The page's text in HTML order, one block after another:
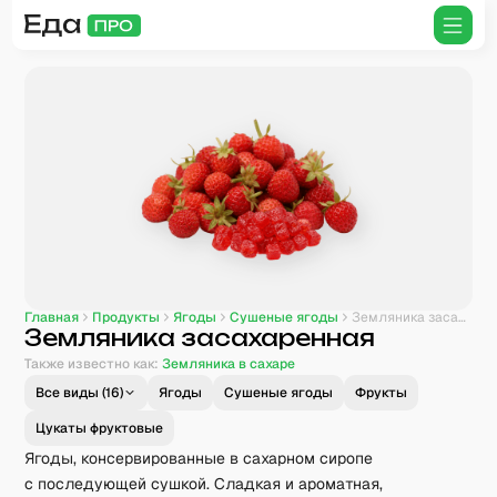
Главная Продукты Ягоды Сушеные ягоды Земляника засахаренная
Земляника засахаренная
Также известно как: Земляника в сахаре
Все виды (16) Ягоды Сушеные ягоды
Фрукты
Цукаты фруктовые
Ягоды, консервированные в сахарном сиропе
с последующей сушкой. Сладкая и ароматная,